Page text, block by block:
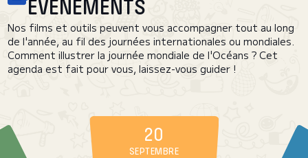
ÉVÉNEMENTS
Nos films et outils peuvent vous accompagner tout au long
de l'année, au fil des journées internationales ou mondiales.
Comment illustrer la journée mondiale de l'Océans ? Cet
agenda est fait pour vous, laissez-vous guider !
20
SEPTEMBRE